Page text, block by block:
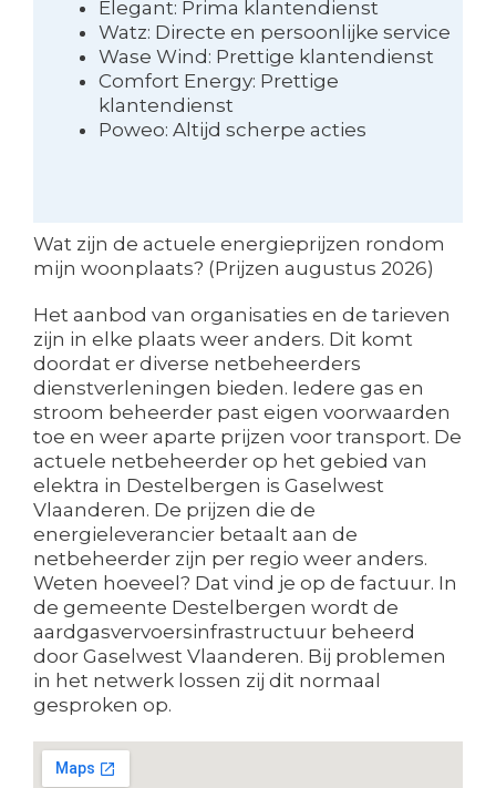
Elegant: Prima klantendienst
Watz: Directe en persoonlijke service
Wase Wind: Prettige klantendienst
Comfort Energy: Prettige
klantendienst
Poweo: Altijd scherpe acties
Wat zijn de actuele energieprijzen rondom
mijn woonplaats? (Prijzen augustus 2026)
Het aanbod van organisaties en de tarieven
zijn in elke plaats weer anders. Dit komt
doordat er diverse netbeheerders
dienstverleningen bieden. Iedere gas en
stroom beheerder past eigen voorwaarden
toe en weer aparte prijzen voor transport. De
actuele netbeheerder op het gebied van
elektra in Destelbergen is Gaselwest
Vlaanderen. De prijzen die de
energieleverancier betaalt aan de
netbeheerder zijn per regio weer anders.
Weten hoeveel? Dat vind je op de factuur. In
de gemeente Destelbergen wordt de
aardgasvervoersinfrastructuur beheerd
door Gaselwest Vlaanderen. Bij problemen
in het netwerk lossen zij dit normaal
gesproken op.